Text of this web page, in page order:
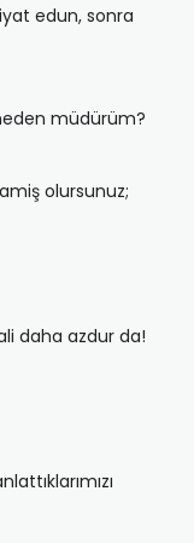
edun, sonra
müdürüm?
olursunuz;
daha azdur da!